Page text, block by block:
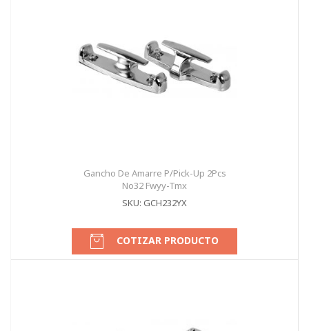
Gancho De Amarre P/Pick-Up 2Pcs
No32 Fwyy-Tmx
SKU: GCH232YX
COTIZAR PRODUCTO